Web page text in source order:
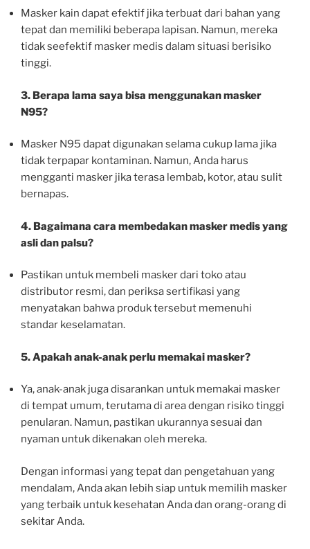
Masker kain dapat efektif jika terbuat dari bahan yang
tepat dan memiliki beberapa lapisan. Namun, mereka
tidak seefektif masker medis dalam situasi berisiko
tinggi.
3. Berapa lama saya bisa menggunakan masker
N95?
Masker N95 dapat digunakan selama cukup lama jika
tidak terpapar kontaminan. Namun, Anda harus
mengganti masker jika terasa lembab, kotor, atau sulit
bernapas.
4. Bagaimana cara membedakan masker medis yang
asli dan palsu?
Pastikan untuk membeli masker dari toko atau
distributor resmi, dan periksa sertifikasi yang
menyatakan bahwa produk tersebut memenuhi
standar keselamatan.
5. Apakah anak-anak perlu memakai masker?
Ya, anak-anak juga disarankan untuk memakai masker
di tempat umum, terutama di area dengan risiko tinggi
penularan. Namun, pastikan ukurannya sesuai dan
nyaman untuk dikenakan oleh mereka.
Dengan informasi yang tepat dan pengetahuan yang
mendalam, Anda akan lebih siap untuk memilih masker
yang terbaik untuk kesehatan Anda dan orang-orang di
sekitar Anda.